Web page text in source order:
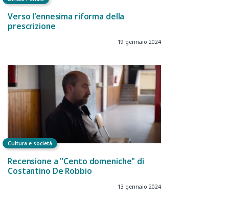
Verso l'ennesima riforma della
prescrizione
19 gennaio 2024
Cultura e società
Recensione a "Cento domeniche" di
Costantino De Robbio
13 gennaio 2024